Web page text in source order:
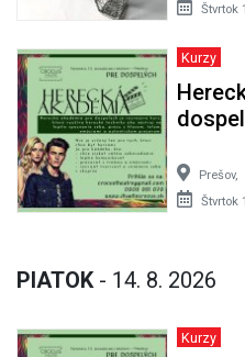
Štvrtok
Kurzy
Prešov,
Štvrtok
PIATOK - 14. 8. 2026
Kurzy